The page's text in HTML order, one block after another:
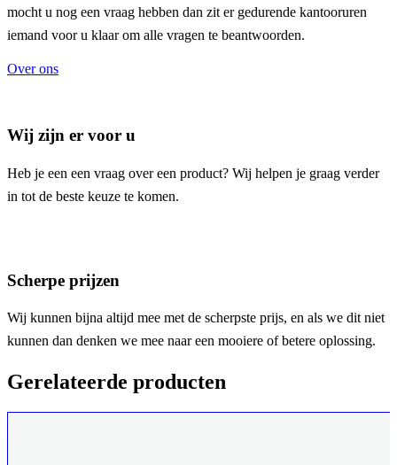
mocht u nog een vraag hebben dan zit er gedurende kantooruren
iemand voor u klaar om alle vragen te beantwoorden.
Over ons
Wij zijn er voor u
Heb je een een vraag over een product? Wij helpen je graag verder
in tot de beste keuze te komen.
Scherpe prijzen
Wij kunnen bijna altijd mee met de scherpste prijs, en als we dit niet
kunnen dan denken we mee naar een mooiere of betere oplossing.
Gerelateerde producten